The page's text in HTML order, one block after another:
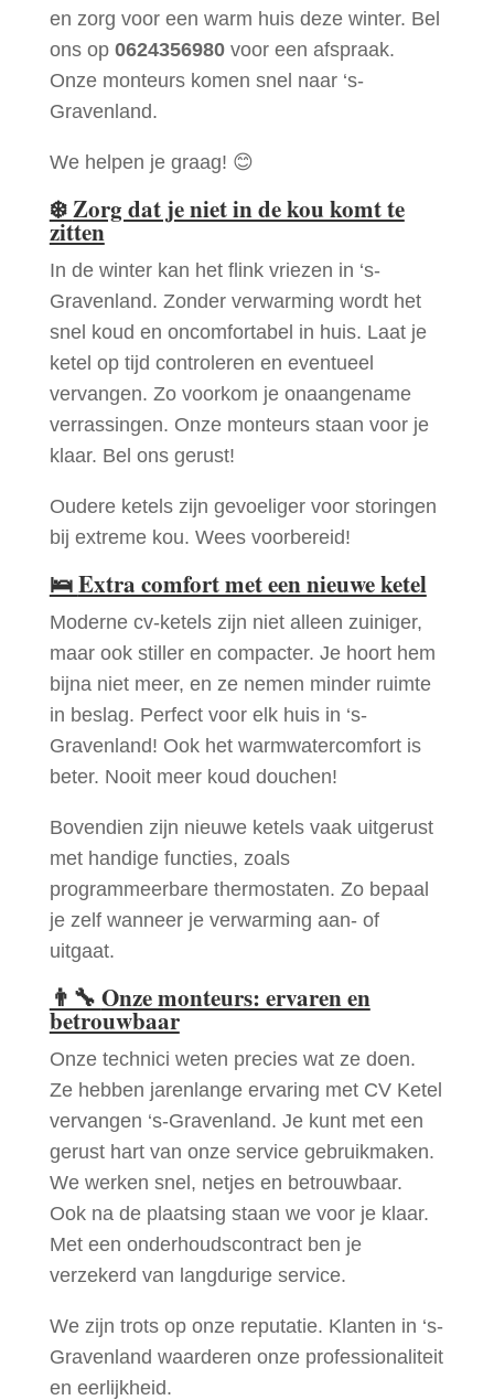
en zorg voor een warm huis deze winter. Bel
ons op 0624356980voor een afspraak.
Onze monteurs komen snel naar ‘s-
Gravenland.
We helpen je graag! 😊
❄️Zorg dat je niet in de kou komt te
zitten
In de winter kan het flink vriezen in ‘s-
Gravenland. Zonder verwarming wordt het
snel koud en oncomfortabel in huis. Laat je
ketel op tijd controleren en eventueel
vervangen. Zo voorkom je onaangename
verrassingen. Onze monteurs staan voor je
klaar. Bel ons gerust!
Oudere ketels zijn gevoeliger voor storingen
bij extreme kou. Wees voorbereid!
🛌Extra comfort met een nieuwe ketel
Moderne cv-ketels zijn niet alleen zuiniger,
maar ook stiller en compacter. Je hoort hem
bijna niet meer, en ze nemen minder ruimte
in beslag. Perfect voor elk huis in ‘s-
Gravenland! Ook het warmwatercomfort is
beter. Nooit meer koud douchen!
Bovendien zijn nieuwe ketels vaak uitgerust
met handige functies, zoals
programmeerbare thermostaten. Zo bepaal
je zelf wanneer je verwarming aan- of
uitgaat.
👨‍🔧 Onze monteurs: ervaren en
betrouwbaar
Onze technici weten precies wat ze doen.
Ze hebben jarenlange ervaring met CV Ketel
vervangen ‘s-Gravenland. Je kunt met een
gerust hart van onze service gebruikmaken.
We werken snel, netjes en betrouwbaar.
Ook na de plaatsing staan we voor je klaar.
Met een onderhoudscontract ben je
verzekerd van langdurige service.
We zijn trots op onze reputatie. Klanten in ‘s-
Gravenland waarderen onze professionaliteit
en eerlijkheid.